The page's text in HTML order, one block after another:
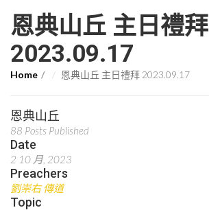
恩典山丘 主日禮拜
2023.09.17
Home 恩典山丘 主日禮拜 2023.09.17
恩典山丘
88 Posts Published
Date
2 10 月, 2023
Preachers
劉崇右 傳道
Topic